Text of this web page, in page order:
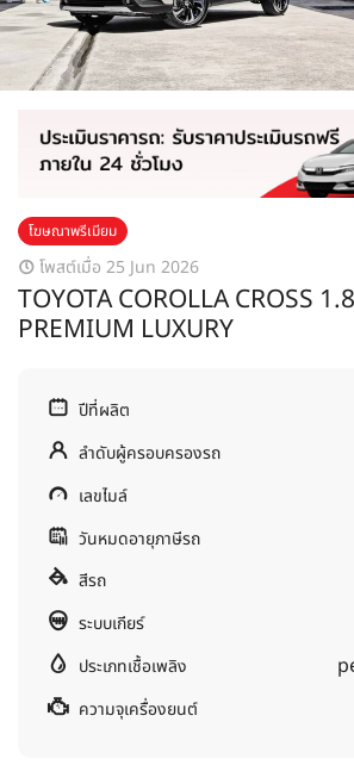
โฆษณาพรีเมียม
โพสต์เมื่อ 25 Jun 2026
TOYOTA COROLLA CROSS
PREMIUM LUXURY
ปีที่ผลิต
ลำดับผู้ครอบครองรถ
เลขไมล์
วันหมดอายุภาษีรถ
สีรถ
ระบบเกียร์
ประเภทเชื้อเพลิง
ความจุเครื่องยนต์